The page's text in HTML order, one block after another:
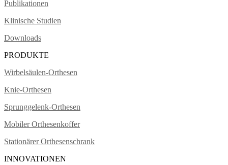
Publikationen
Klinische Studien
Downloads
PRODUKTE
Wirbelsäulen-Orthesen
Knie-Orthesen
Sprunggelenk-Orthesen
Mobiler Orthesenkoffer
Stationärer Orthesenschrank
INNOVATIONEN